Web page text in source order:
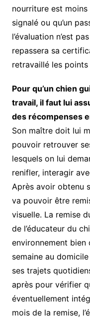
nourriture est moins
signalé ou qu’un
l’évaluation n’est
repassera sa
retravaillé les
Pour qu’un chien
travail, il faut lui
des récompenses
Son maître doit lui
pouvoir retrouver
lesquels on lui
renifler, interagir
Après avoir obtenu
va pouvoir être
visuelle. La remise
de l’éducateur du
environnement bien
semaine au
ses trajets
après pour vérifier
éventuellement
mois de la remise,